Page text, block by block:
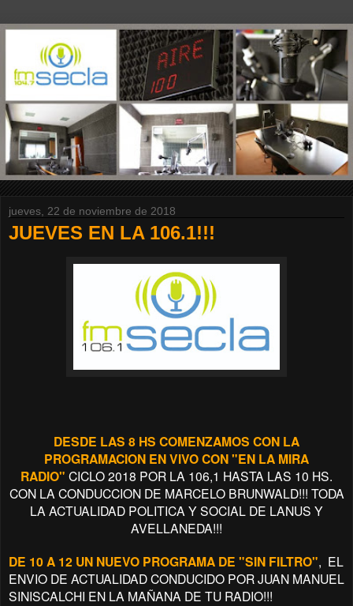
jueves, 22 de noviembre de 2018
JUEVES EN LA 106.1!!!
DESDE LAS 8 HS COMENZAMOS CON LA
PROGRAMACION EN VIVO CON "EN LA MIRA
RADIO" CICLO 2018 POR LA 106,1 HASTA LAS 10 HS.
CON LA CONDUCCION DE MARCELO BRUNWALD!!! TODA
LA ACTUALIDAD POLITICA Y SOCIAL DE LANUS Y
AVELLANEDA!!!
DE 10 A 12 UN NUEVO PROGRAMA DE "SIN FILTRO", EL
ENVIO DE ACTUALIDAD CONDUCIDO POR JUAN MANUEL
SINISCALCHI EN LA MAÑANA DE TU RADIO!!!